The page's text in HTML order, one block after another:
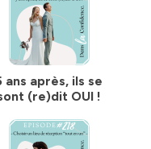
à travers leurs
politique-de-
ans après, ils se
(re)dit OUI !